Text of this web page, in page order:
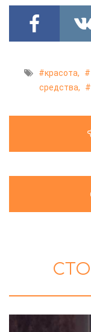
красота,
средства,